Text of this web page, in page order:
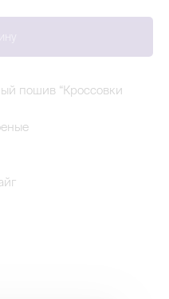
пошив “Кроссовки